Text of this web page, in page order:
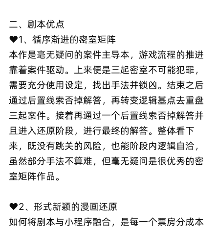
二、剧本优点
❤️1、循序渐进的密室矩阵
本作是毫无疑问的案件主导本，游戏流程的推进
靠着案件驱动。上来便是三起密室不可能犯罪，
需要充分使用设定，找出手法并锁凶。结束之后
通过后置线索否掉解答，再转变逻辑基点去重盘
三起案件。接着再通过一个后置线索否掉解答并
且进入还原阶段，进行最终的解答。整体看下
来，既没有跳关的风险，也能阶段内逻辑自洽，
虽然部分手法不算难，但毫无疑问是很优秀的密
室矩阵作品。
❤️2、形式新颖的漫画还原
如何将剧本与小程序融合，是每一个票房分成本